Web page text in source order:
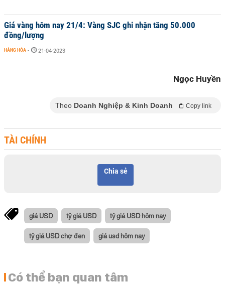
Giá vàng hôm nay 21/4: Vàng SJC ghi nhận tăng 50.000
đồng/lượng
HÀNG HÓA - 21-04-2023
Ngọc Huyền
Theo Doanh Nghiệp & Kinh Doanh Copy link
TÀI CHÍNH
Chia sẻ
giá USD tỷ giá USD tỷ giá USD hôm nay
tỷ giá USD chợ đen giá usd hôm nay
Có thể bạn quan tâm